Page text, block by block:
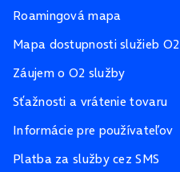
Roamingová mapa
Mapa dostupnosti služieb O2
Záujem o O2 služby
Sťažnosti a vrátenie tovaru
Informácie pre používateľov
Platba za služby cez SMS